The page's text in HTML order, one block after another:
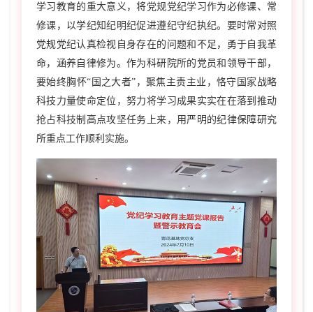
学习教育的重大意义，将党规党纪学习作为必修课、常
修课，以学纪知纪明纪促进遵纪守纪执纪。要时常对照
党规党纪认真检视自身存在的问题和不足，勇于自我革
命，涵养自律修为。作为科研院所的党员和领导干部，
要始终胸怀“国之大者”，聚焦主责主业，恪守国家战略
科技力量使命定位，努力将学习成果实实在在落到推动
抢占科技制高点攻坚任务上来，用严明的纪律保障研究
所重点工作顺利实施。